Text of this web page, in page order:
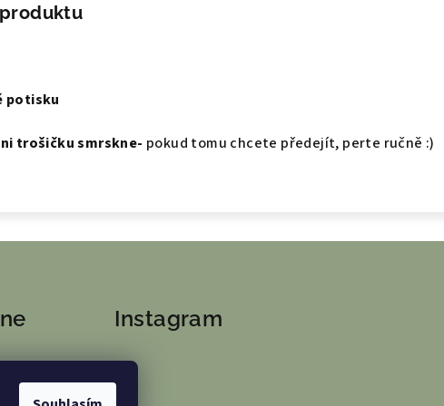
potisku
trošičku smrskne- pokud tomu chcete předejít, perte ručně :)
Instagram